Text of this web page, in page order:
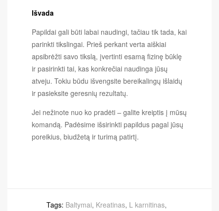
Išvada
Papildai gali būti labai naudingi, tačiau tik tada, kai
parinkti tikslingai. Prieš perkant verta aiškiai
apsibrėžti savo tikslą, įvertinti esamą fizinę būklę
ir pasirinkti tai, kas konkrečiai naudinga jūsų
atveju. Tokiu būdu išvengsite bereikalingų išlaidų
ir pasieksite geresnių rezultatų.
Jei nežinote nuo ko pradėti – galite kreiptis į mūsų
komandą. Padėsime išsirinkti papildus pagal jūsų
poreikius, biudžetą ir turimą patirtį.
Tags: Baltymai, Kreatinas, L karnitinas,